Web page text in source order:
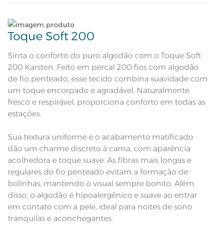
Quantidade de Peças
Fronha estampada com 3 abas de
5cm e ponto royal nos três lados
Descrição Visual
Fronha bege com estampa floral
rosa e ponto royal verde.
Sobrelençol em xadrez. Lençol com
elástico com leve textura.
Composição 100% Algodão
Itens Inclusos
1 Lençol com Elástico; 1 Sobrelençol;
2 Fronhas
Medida
Lençol de Elástico: 1,58m x 1,98m x
40cm; Sobrelençol: 2,40m x 2,50m;
Fronha: 50cm x 70cm
Acabamento Estampado com ponto Royal
Lavação a 40ºC; Proibido alvejar;
Secar em tambor com
Lave tipos de tecidos distintos separadamente;
Não lave cores claras e cores escuras no mesmo
ciclo;
Lave as peças no ciclo leve, suave ou delicado de
sua lavadora;
Enxágue as peças com bastante água;
Utilize a quantidade mínima de amaciante e sabão;
Leia atentamente as instruções na etiqueta.
Toque Soft 200
Sinta o conforto do puro algodão com o Toque Soft
200 Karsten. Feito em percal 200 fios com algodão
de fio penteado, esse tecido combina suavidade com
um toque encorpado e agradável. Naturalmente
fresco e respirável, proporciona conforto em todas as
estações.
Sua textura uniforme e o acabamento matificado
dão um charme discreto à cama, com aparência
acolhedora e toque suave. As fibras mais longas e
regulares do fio penteado evitam a formação de
bolinhas, mantendo o visual sempre bonito. Além
disso, o algodão é hipoalergênico e suave ao entrar
em contato com a pele, ideal para noites de sono
tranquilas e aconchegantes.